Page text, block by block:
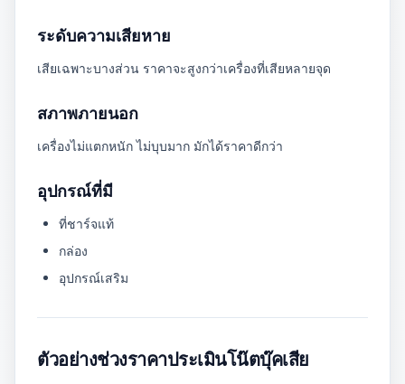
ระดับความเสียหาย
เสียเฉพาะบางส่วน ราคาจะสูงกว่าเครื่องที่เสียหลายจุด
สภาพภายนอก
เครื่องไม่แตกหนัก ไม่บุบมาก มักได้ราคาดีกว่า
อุปกรณ์ที่มี
ที่ชาร์จแท้
กล่อง
อุปกรณ์เสริม
ตัวอย่างช่วงราคาประเมินโน๊ตบุ๊คเสีย